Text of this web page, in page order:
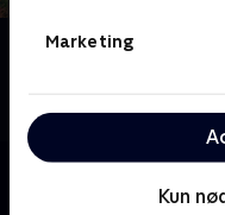
Marketing
Kun
Om Stor & Lille
perfekte verden for